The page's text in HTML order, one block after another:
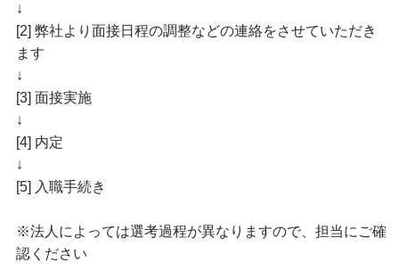
↓
[2] 弊社より面接日程の調整などの連絡をさせていただき
ます
↓
[3] 面接実施
↓
[4] 内定
↓
[5] 入職手続き
※法人によっては選考過程が異なりますので、担当にご確
認ください